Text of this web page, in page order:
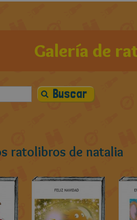
Galería de
ratolibros de natalia